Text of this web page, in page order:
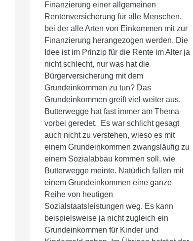
Finanzierung einer allgemeinen
Rentenversicherung für alle Menschen,
bei der alle Arten von Einkommen mit zur
Finanzierung herangezogen werden. Die
Idee ist im Prinzip für die Rente im Alter ja
nicht schlecht, nur was hat die
Bürgerversicherung mit dem
Grundeinkommen zu tun? Das
Grundeinkommen greift viel weiter aus.
Butterwegge hat fast immer am Thema
vorbei geredet. Es war schlicht gesagt
auch nicht zu verstehen, wieso es mit
einem Grundeinkommen zwangsläufig zu
einem Sozialabbau kommen soll, wie
Butterwegge meinte. Natürlich fallen mit
einem Grundeinkommen eine ganze
Reihe von heutigen
Sozialstaatsleistungen weg. Es kann
beispielsweise ja nicht zugleich ein
Grundeinkommen für Kinder und